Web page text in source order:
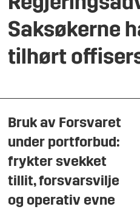
Saksøkerne
tilhørt
Bruk av Forsvaret
under portforbud:
frykter svekket
tillit, forsvarsvilje
og operativ evne